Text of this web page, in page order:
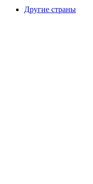
Другие страны